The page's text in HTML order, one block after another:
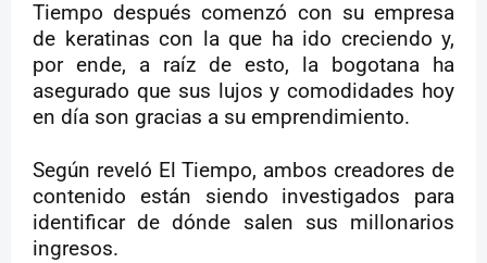
Tiempo después comenzó con su empresa
de keratinas con la que ha ido creciendo y,
por ende, a raíz de esto, la bogotana ha
asegurado que sus lujos y comodidades hoy
en día son gracias a su emprendimiento.
Según reveló El Tiempo, ambos creadores de
contenido están siendo investigados para
identificar de dónde salen sus millonarios
ingresos.